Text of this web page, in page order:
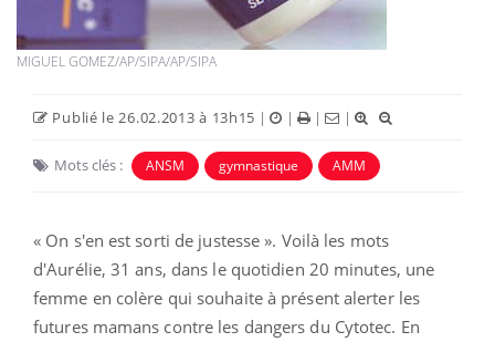
MIGUEL GOMEZ/AP/SIPA/AP/SIPA
Publié le 26.02.2013 à 13h15 | | | |
Mots clés : ANSM gymnastique AMM
« On s'en est sorti de justesse ». Voilà les mots
d'Aurélie, 31 ans, dans le quotidien 20 minutes, une
femme en colère qui souhaite à présent alerter les
futures mamans contre les dangers du Cytotec. En